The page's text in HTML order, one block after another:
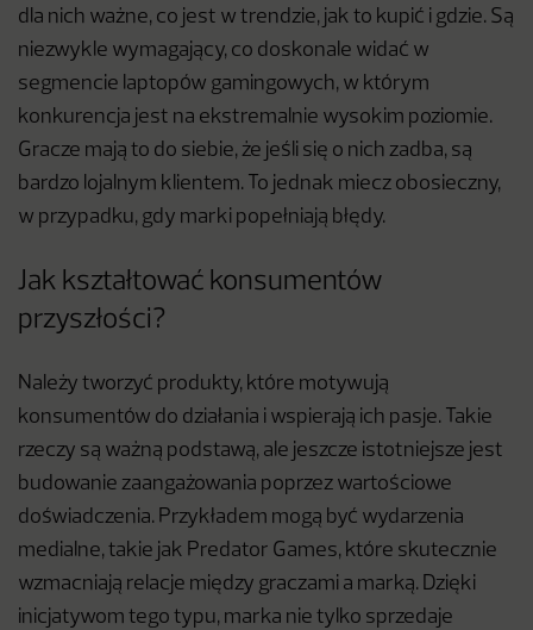
dla nich ważne, co jest w trendzie, jak to kupić i gdzie. Są
niezwykle wymagający, co doskonale widać w
segmencie laptopów gamingowych, w którym
konkurencja jest na ekstremalnie wysokim poziomie.
Gracze mają to do siebie, że jeśli się o nich zadba, są
bardzo lojalnym klientem. To jednak miecz obosieczny,
w przypadku, gdy marki popełniają błędy.
Jak kształtować konsumentów
przyszłości?
Należy tworzyć produkty, które motywują
konsumentów do działania i wspierają ich pasje. Takie
rzeczy są ważną podstawą, ale jeszcze istotniejsze jest
budowanie zaangażowania poprzez wartościowe
doświadczenia. Przykładem mogą być wydarzenia
medialne, takie jak Predator Games, które skutecznie
wzmacniają relacje między graczami a marką. Dzięki
inicjatywom tego typu, marka nie tylko sprzedaje